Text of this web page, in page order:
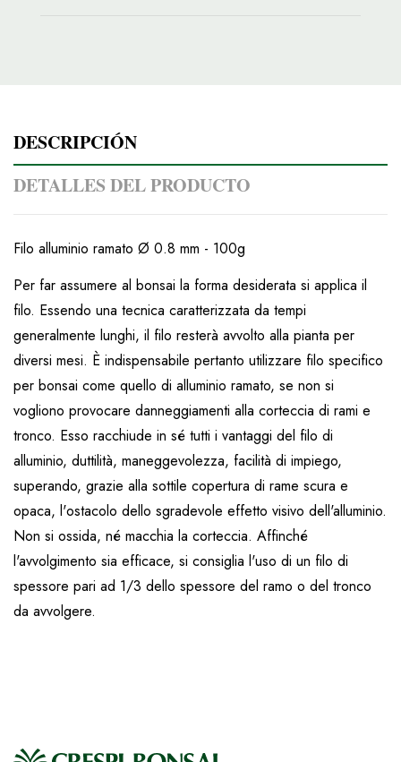
DESCRIPCIÓN
DETALLES DEL PRODUCTO
Filo alluminio ramato Ø 0.8 mm - 100g
Per far assumere al bonsai la forma desiderata si applica il
filo. Essendo una tecnica caratterizzata da tempi
generalmente lunghi, il filo resterà avvolto alla pianta per
diversi mesi. È indispensabile pertanto utilizzare filo specifico
per bonsai come quello di alluminio ramato, se non si
vogliono provocare danneggiamenti alla corteccia di rami e
tronco. Esso racchiude in sé tutti i vantaggi del filo di
alluminio, duttilità, maneggevolezza, facilità di impiego,
superando, grazie alla sottile copertura di rame scura e
opaca, l'ostacolo dello sgradevole effetto visivo dell'alluminio.
Non si ossida, né macchia la corteccia. Affinché
l'avvolgimento sia efficace, si consiglia l'uso di un filo di
spessore pari ad 1/3 dello spessore del ramo o del tronco
da avvolgere.